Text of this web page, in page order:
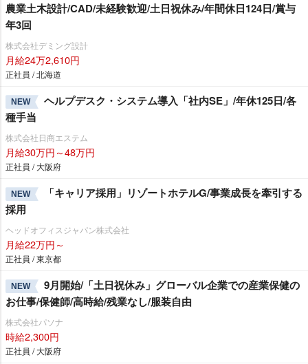
農業土木設計/CAD/未経験歓迎/土日祝休み/年間休日124日/賞与
年3回
株式会社デミング設計
月給24万2,610円
正社員 / 北海道
NEW
ヘルプデスク・システム導入「社内SE」/年休125日/各
種手当
株式会社日商エステム
月給30万円～48万円
正社員 / 大阪府
NEW
「キャリア採用」リゾートホテルG/事業成長を牽引する
採用
ヘッドオフィスジャパン株式会社
月給22万円～
正社員 / 東京都
NEW
9月開始/「土日祝休み」グローバル企業での産業保健の
お仕事/保健師/高時給/残業なし/服装自由
株式会社パソナ
時給2,300円
正社員 / 大阪府